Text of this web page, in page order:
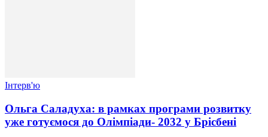
Інтерв'ю
Ольга Саладуха: в рамках програми розвитку
уже готуємося до Олімпіади- 2032 у Брісбені